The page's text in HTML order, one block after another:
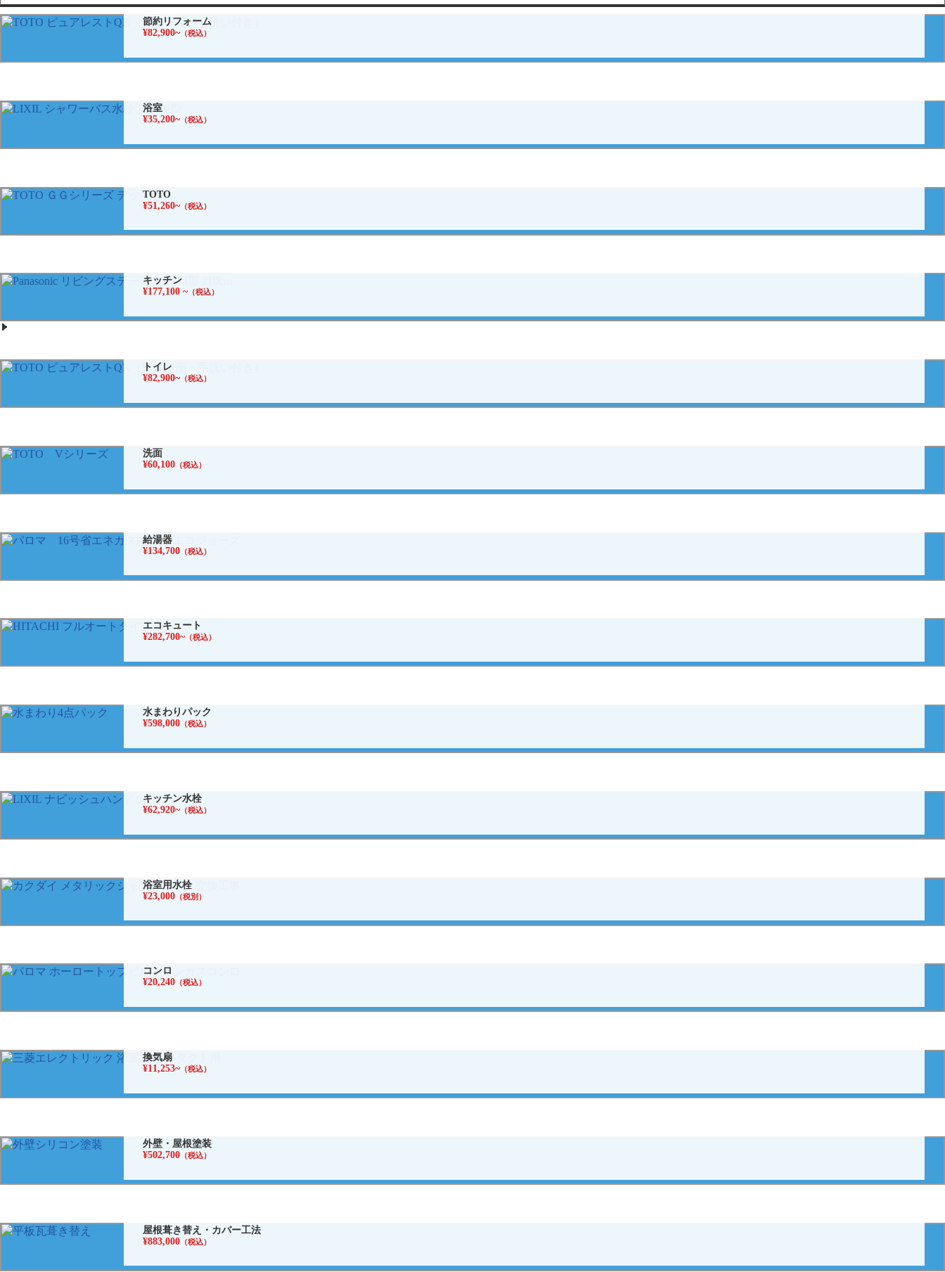
節約リフォーム
¥82,900~（税込）
浴室
¥35,200~（税込）
TOTO
¥51,260~（税込）
キッチン
¥177,100 ~（税込）
トイレ
¥82,900~（税込）
洗面
¥60,100 （税込）
給湯器
¥134,700 （税込）
エコキュート
¥282,700~（税込）
水まわりパック
¥598,000 （税込）
キッチン水栓
¥62,920~（税込）
浴室用水栓
¥23,000 （税別）
コンロ
¥20,240 （税込）
換気扇
¥11,253~（税込）
外壁・屋根塗装
¥502,700 （税込）
屋根葺き替え・カバー工法
¥883,000 （税込）